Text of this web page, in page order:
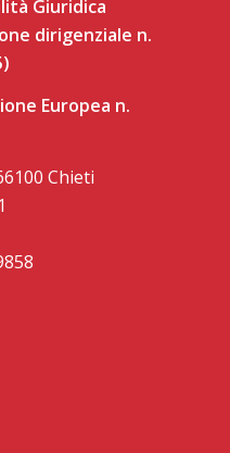
Giuridica
dirigenziale n.
Europea n.
Chieti